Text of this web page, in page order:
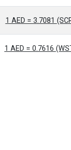
1 AED = 3.7081
1 AED = 0.7616